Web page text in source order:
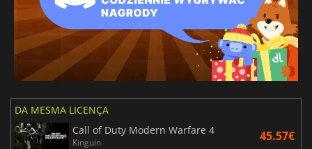
DA MESMA LICENÇA
Call of Duty Modern Warfare 4
Kinguin 45.57€